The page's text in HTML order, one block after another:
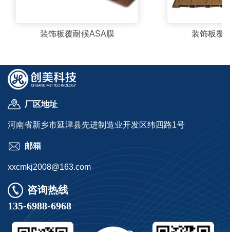
查看详情
装饰板覆耐候ASA膜 装饰板覆
厂区地址
河南省新乡市延津县先进制造业开发区纬四路1号
邮箱
xxcmkj2008@163.com
咨询热线
135-6988-6968